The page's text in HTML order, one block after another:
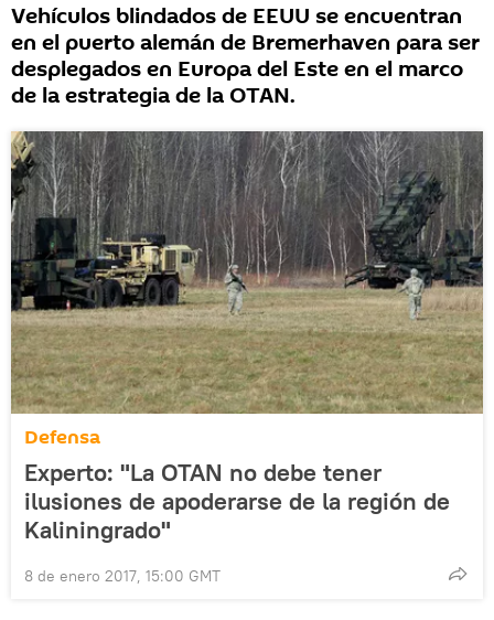
Vehículos blindados de EEUU se encuentran
en el puerto alemán de Bremerhaven para ser
desplegados en Europa del Este en el marco
de la estrategia de la OTAN.
Defensa
Experto: "La OTAN no debe tener
ilusiones de apoderarse de la región de
Kaliningrado"
8 de enero 2017, 15:00 GMT